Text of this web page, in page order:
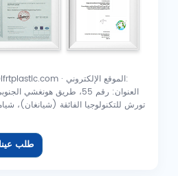
طلب